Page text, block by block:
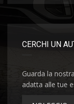
CERCHI UN
Guarda la
adatta alle tue